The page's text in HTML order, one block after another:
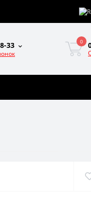
33 0